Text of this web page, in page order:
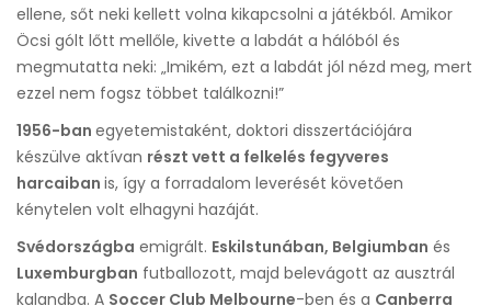
ellene, sőt neki kellett volna kikapcsolni a játékból. Amikor
Öcsi gólt lőtt mellőle, kivette a labdát a hálóból és
megmutatta neki: „Imikém, ezt a labdát jól nézd meg, mert
ezzel nem fogsz többet találkozni!”
1956-ban egyetemistaként, doktori disszertációjára
készülve aktívan részt vett a felkelés fegyveres
harcaiban is, így a forradalom leverését követően
kénytelen volt elhagyni hazáját.
Svédországba emigrált. Eskilstunában, Belgiumban és
Luxemburgban futballozott, majd belevágott az ausztrál
kalandba. A Soccer Club Melbourne-ben és a Canberra